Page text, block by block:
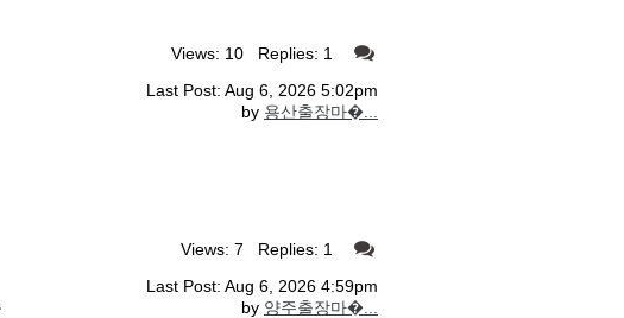
Views: 10 Replies: 1
Last Post: Aug 6, 2026 5:02pm
by 용산출장마�...
Views: 7 Replies: 1
Last Post: Aug 6, 2026 4:59pm
by 양주출장마�...